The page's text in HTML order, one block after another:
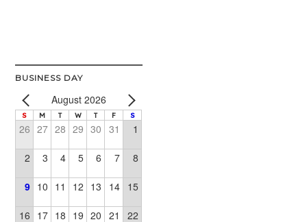
BUSINESS DAY
August 2026
S M T W T F S
26 27 28 29 30 31 1
2 3 4 5 6 7 8
9 10 11 12 13 14 15
16 17 18 19 20 21 22